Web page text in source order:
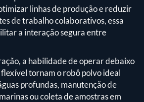
linhas de produção e reduzir
de trabalho colaborativos, essa
a interação segura entre
a habilidade de operar debaixo
tornam o robô polvo ideal
profundas, manutenção de
ou coleta de amostras em